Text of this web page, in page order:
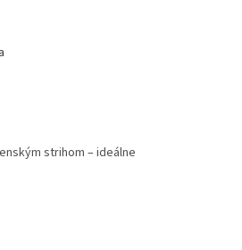
strihom – ideálne